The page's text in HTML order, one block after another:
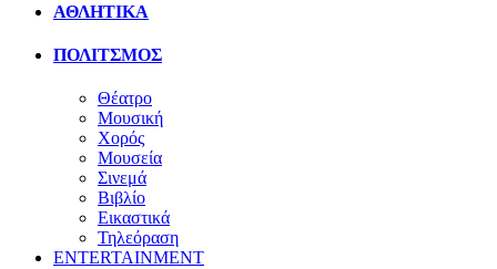
ΑΘΛΗΤΙΚΑ
ΠΟΛΙΤΣΜΟΣ
Θέατρο
Μουσική
Χορός
Μουσεία
Σινεμά
Βιβλίο
Εικαστικά
Τηλεόραση
ENTERTAINMENT